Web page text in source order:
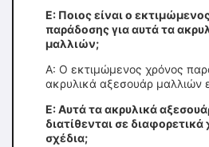
Ε: Ποιος είναι ο
παράδοσης για αυτά τα
μαλλιών;
Α: Ο εκτιμώμενος χρόνος
ακρυλικά αξεσουάρ μαλλιών
Ε: Αυτά τα ακρυλικά
διατίθενται σε
σχέδια;